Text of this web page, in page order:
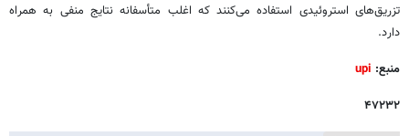
تزریق‌های استروئیدی استفاده می‌کنند که اغلب متأسفانه نتایج منفی به همراه
دارد.
منبع: upi
۴۷۲۳۲